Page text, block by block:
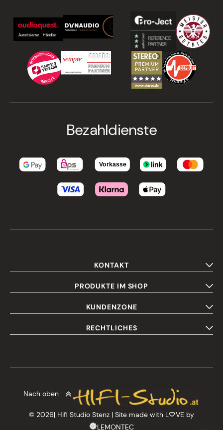
Bezahldienste
KONTAKT
PRODUKTE IM SHOP
KUNDENZONE
RECHTLICHES
Nach oben
© 2026| Hifi Studio Stenz | Site made with L
VE by
LEMONTEC